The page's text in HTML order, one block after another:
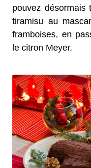
pouvez désormais
tiramisu au
framboises, en
le citron Meyer.